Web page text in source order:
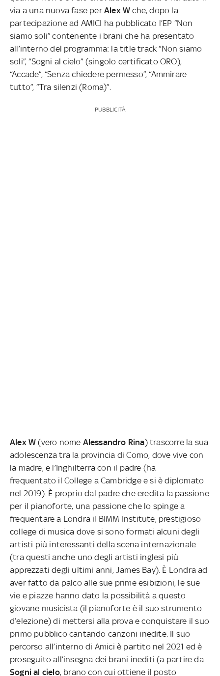
via a una nuova fase per Alex W che, dopo la
partecipazione ad AMICI ha pubblicato l’EP “Non
siamo soli” contenente i brani che ha presentato
all’interno del programma: la title track “Non siamo
soli”, “Sogni al cielo” (singolo certificato ORO),
“Accade”, “Senza chiedere permesso”, “Ammirare
tutto”, “Tra silenzi (Roma)”.
PUBBLICITÀ
Alex W (vero nome Alessandro Rina) trascorre la sua
adolescenza tra la provincia di Como, dove vive con
la madre, e l’Inghilterra con il padre (ha
frequentato il College a Cambridge e si è diplomato
nel 2019). È proprio dal padre che eredita la passione
per il pianoforte, una passione che lo spinge a
frequentare a Londra il BIMM Institute, prestigioso
college di musica dove si sono formati alcuni degli
artisti più interessanti della scena internazionale
(tra questi anche uno degli artisti inglesi più
apprezzati degli ultimi anni, James Bay). È Londra ad
aver fatto da palco alle sue prime esibizioni, le sue
vie e piazze hanno dato la possibilità a questo
giovane musicista (il pianoforte è il suo strumento
d’elezione) di mettersi alla prova e conquistare il suo
primo pubblico cantando canzoni inedite. Il suo
percorso all’interno di Amici è partito nel 2021 ed è
proseguito all’insegna dei brani inediti (a partire da
Sogni al cielo, brano con cui ottiene il posto